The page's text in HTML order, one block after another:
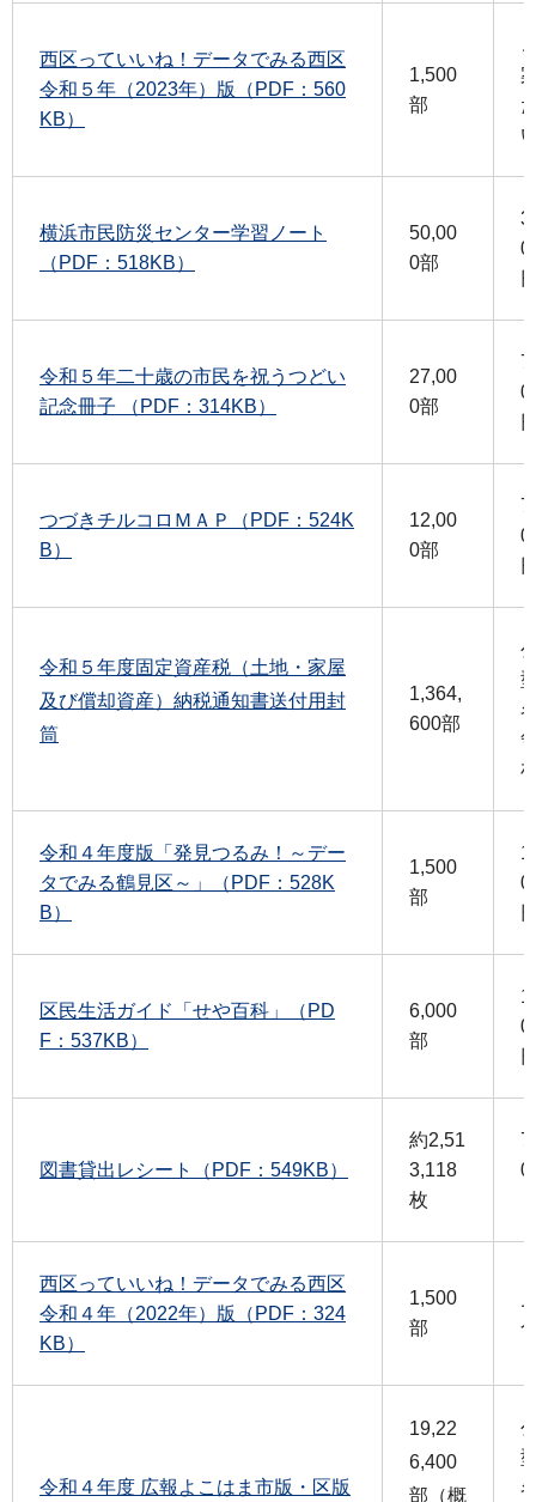
西区っていいね！データでみる西区
令和５年（2023年）版（PDF：560
KB）
1,500
部
横浜市民防災センター学習ノート
（PDF：518KB）
50,00
0部
令和５年二十歳の市民を祝うつどい
記念冊子 （PDF：314KB）
27,00
0部
つづきチルコロＭＡＰ（PDF：524K
B）
12,00
0部
令和５年度固定資産税（土地・家屋
及び償却資産）納税通知書送付用封
筒
1,364,
600部
令和４年度版「発見つるみ！～デー
タでみる鶴見区～」（PDF：528K
B）
1,500
部
区民生活ガイド「せや百科」（PD
F：537KB）
6,000
部
図書貸出レシート（PDF：549KB）
約2,51
3,118
枚
0
西区っていいね！データでみる西区
令和４年（2022年）版（PDF：324
KB）
1,500
部
令和４年度 広報よこはま市版・区版
19,22
6,400
部（概